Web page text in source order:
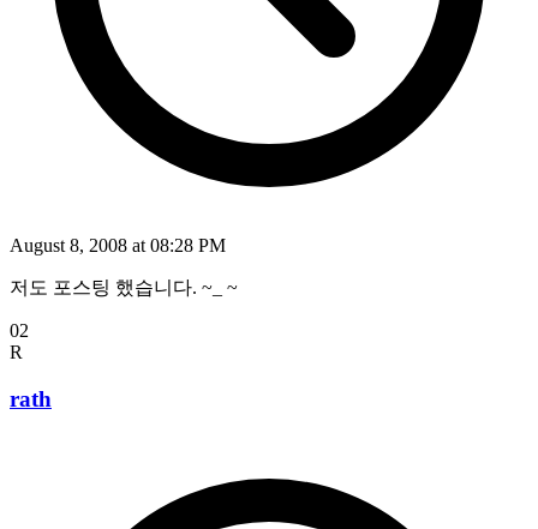
August 8, 2008 at 08:28 PM
저도 포스팅 했습니다. ~_ ~
02
R
rath